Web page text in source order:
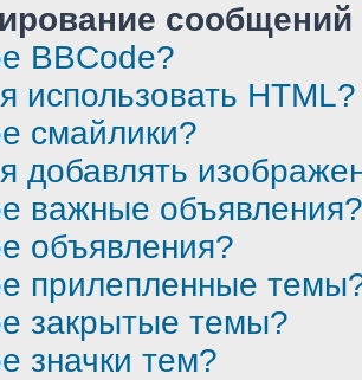
BBCode?
использовать HTML?
смайлики?
добавлять
важные объявления?
объявления?
прилепленные
закрытые темы?
значки тем?